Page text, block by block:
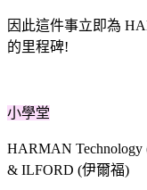
因此這件事立即為
的里程碑!
小學堂
HARMAN
& ILFORD (伊爾福)